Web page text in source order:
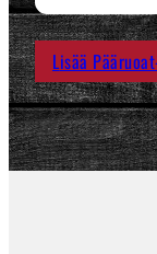
Lisää